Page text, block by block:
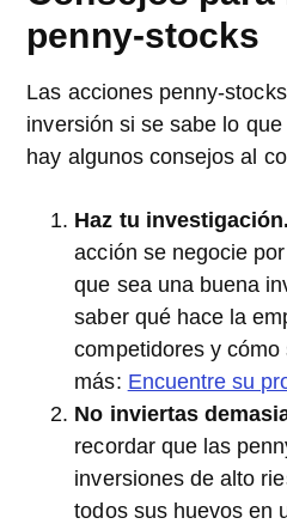
penny-stocks
Las acciones penny-
inversión si se sabe lo
hay algunos consejos al
Haz tu investigación.
acción se negocie
que sea una buena
saber qué hace la
competidores y
más: Encuentre su
No inviertas
recordar que las
inversiones de alto
todos sus huevos en